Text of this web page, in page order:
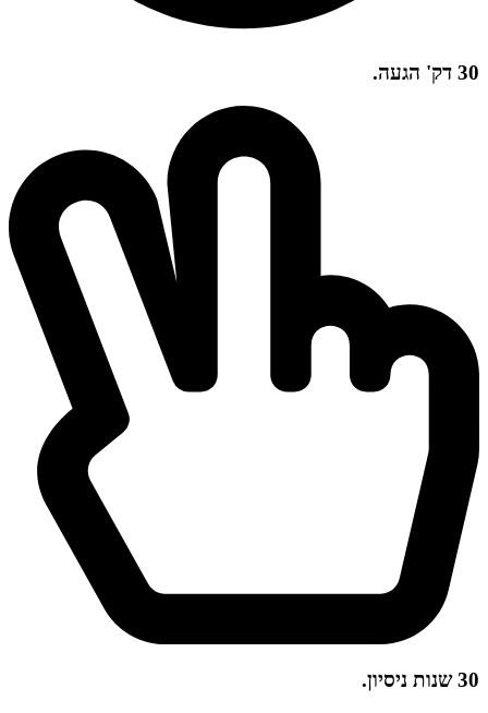
30 דק' הגעה.
30 שנות ניסיון.